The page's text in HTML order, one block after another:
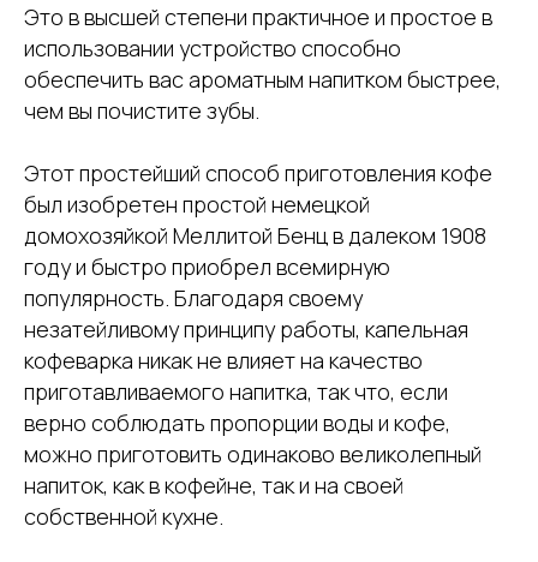
Это в высшей степени практичное и простое в
использовании устройство способно
обеспечить вас ароматным напитком быстрее,
чем вы почистите зубы.
Этот простейший способ приготовления кофе
был изобретен простой немецкой
домохозяйкой Меллитой Бенц в далеком 1908
году и быстро приобрел всемирную
популярность. Благодаря своему
незатейливому принципу работы, капельная
кофеварка никак не влияет на качество
приготавливаемого напитка, так что, если
верно соблюдать пропорции воды и кофе,
можно приготовить одинаково великолепный
напиток, как в кофейне, так и на своей
собственной кухне.